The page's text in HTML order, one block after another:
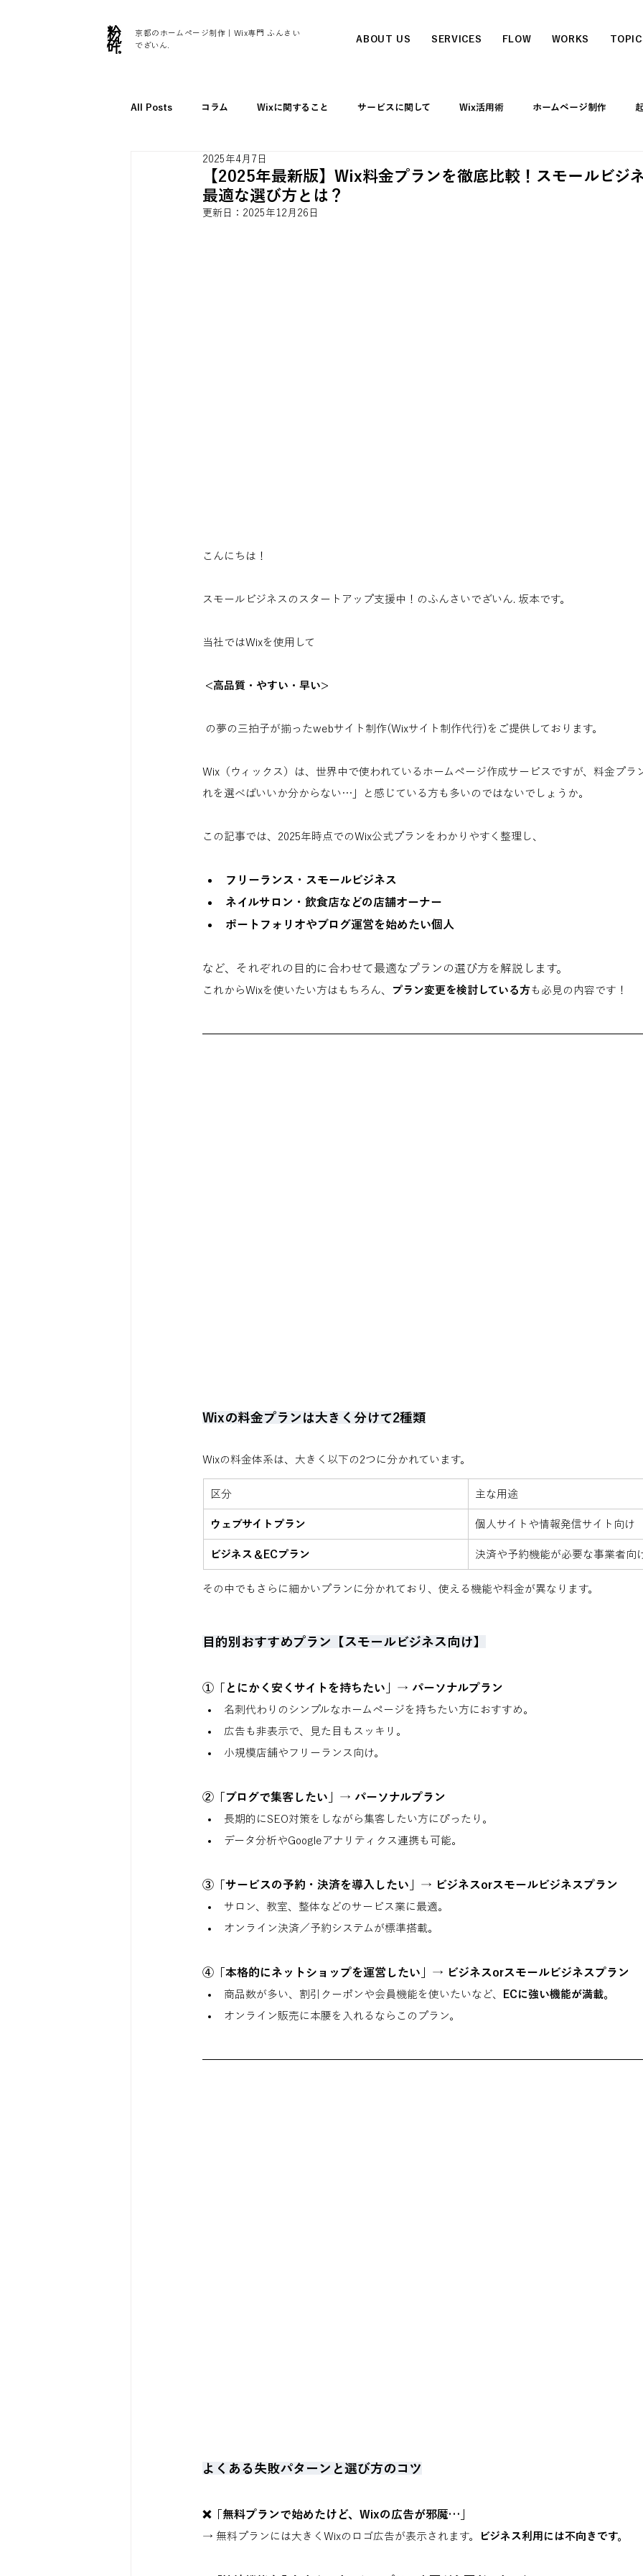
京都のホームページ制作｜Wix専門 ふんさい
でざいん.
ABOUT US SERVICES FLOW WORKS
All Posts コラム Wixに関すること サービスに関して Wix活用術 ホームページ制作
制作パートナー募集
【2025年最新版】Wix料金プランを徹底比較！スモールビジ
最適な選び方とは？
2025年4月7日
更新日： 2025年12月26日
こんにちは！
スモールビジネスのスタートアップ支援中！のふんさいでざいん. 坂本です。
当社ではWixを使用して
<高品質・やすい・早い>
の夢の三拍子が揃ったwebサイト制作(Wixサイト制作代行)をご提供しております。
Wix（ウィックス）は、世界中で使われているホームページ作成サービスですが、料金プラ
れを選べばいいか分からない…」と感じている方も多いのではないでしょうか。
この記事では、2025年時点でのWix公式プランをわかりやすく整理し、
フリーランス・スモールビジネス
ネイルサロン・飲食店などの店舗オーナー
ポートフォリオやブログ運営を始めたい個人
など、それぞれの目的に合わせて最適なプランの選び方を解説します。
これからWixを使いたい方はもちろん、 プラン変更を検討している方も必見の内容です！
Wixの料金プランは大きく分けて2種類
Wixの料金体系は、大きく以下の2つに分かれています。
区分 主な用途
ウェブサイトプラン 個人サイトや情報発信サイト向け
ビジネス＆ECプラン 決済や予約機能が必要な事業者向
その中でもさらに細かいプランに分かれており、使える機能や料金が異なります。
目的別おすすめプラン【スモールビジネス向け】
①「とにかく安くサイトを持ちたい」→ パーソナルプラン
名刺代わりのシンプルなホームページを持ちたい方におすすめ。
広告も非表示で、見た目もスッキリ。
小規模店舗やフリーランス向け。
②「ブログで集客したい」→ パーソナルプラン
長期的にSEO対策をしながら集客したい方にぴったり。
データ分析やGoogleアナリティクス連携も可能。
③「サービスの予約・決済を導入したい」→ ビジネスorスモールビジネスプラン
サロン、教室、整体などのサービス業に最適。
オンライン決済／予約システムが標準搭載。
④「本格的にネットショップを運営したい」→ ビジネスorスモールビジネスプラン
商品数が多い、割引クーポンや会員機能を使いたいなど、
ECに強い機能が満載。
オンライン販売に本腰を入れるならこのプラン。
よくある失敗パターンと選び方のコツ
❌「無料プランで始めたけど、Wixの広告が邪魔…」
→ 無料プランには大きくWixのロゴ広告が表示されます。 ビジネス利用には不向きです。